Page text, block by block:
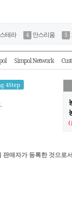
테라 안스리움
Simpol Network
4Step
(
매자가 등록한 것으